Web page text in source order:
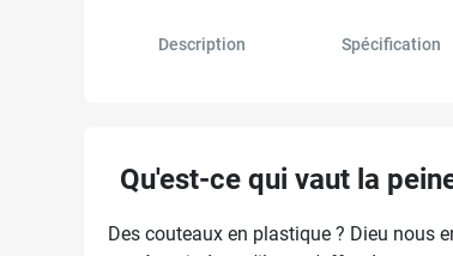
Description Spécification
Qu'est-ce qui vaut la
Des couteaux en plastique ? Dieu nous